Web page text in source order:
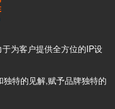
为客户提供全方位的IP设
特的见解,赋予品牌独特的